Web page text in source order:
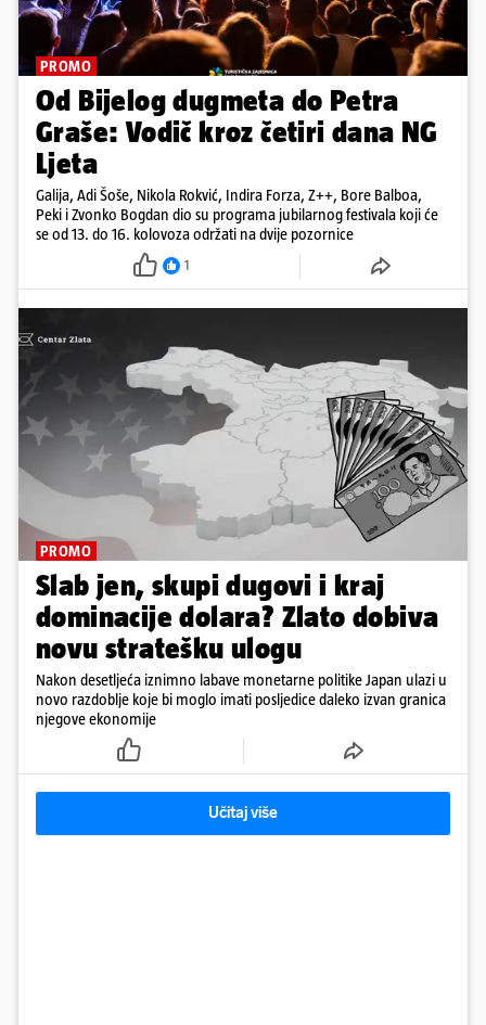
PROMO
Od Bijelog dugmeta do Petra
Graše: Vodič kroz četiri dana NG
Ljeta
Galija, Adi Šoše, Nikola Rokvić, Indira Forza, Z++, Bore Balboa,
Peki i Zvonko Bogdan dio su programa jubilarnog festivala koji će
se od 13. do 16. kolovoza održati na dvije pozornice
1
PROMO
Slab jen, skupi dugovi i kraj
dominacije dolara? Zlato dobiva
novu stratešku ulogu
Nakon desetljeća iznimno labave monetarne politike Japan ulazi u
novo razdoblje koje bi moglo imati posljedice daleko izvan granica
njegove ekonomije
Učitaj više